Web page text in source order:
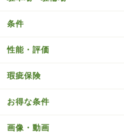
条件
性能・評価
瑕疵保険
お得な条件
画像・動画